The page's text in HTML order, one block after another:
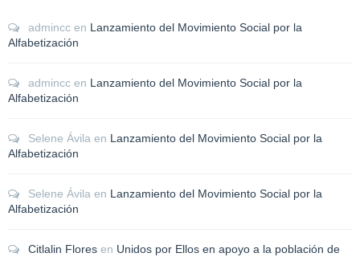
admincc en Lanzamiento del Movimiento Social por la
Alfabetización
admincc en Lanzamiento del Movimiento Social por la
Alfabetización
Selene Ávila en Lanzamiento del Movimiento Social por la
Alfabetización
Selene Ávila en Lanzamiento del Movimiento Social por la
Alfabetización
Citlalin Flores en Unidos por Ellos en apoyo a la población de